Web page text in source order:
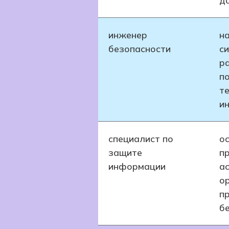
инженер
безопасности
специалист по
защите
информации